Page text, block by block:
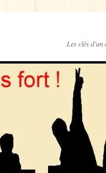
Les clés d'un